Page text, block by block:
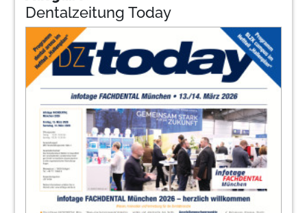
Dentalzeitung Today